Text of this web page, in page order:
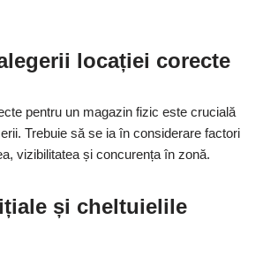
locației corecte
pentru un magazin fizic este crucială
Trebuie să se ia în considerare factori
vizibilitatea și concurența în zonă.
și cheltuielile